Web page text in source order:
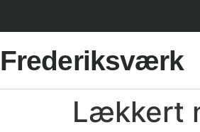
Frederiksværk
Lækkert